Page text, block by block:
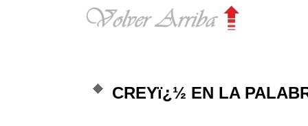
CREYï¿½ EN LA